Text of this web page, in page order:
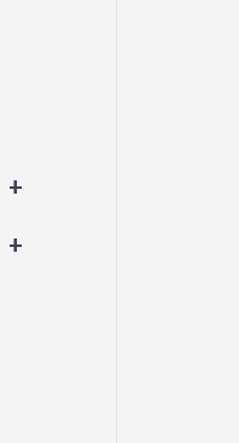
+
+